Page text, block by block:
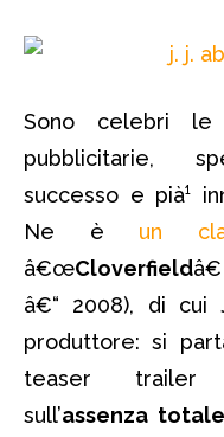
Sono celebri le
pubblicitarie,
successo e pià¹
Ne è un
â€œCloverfield
â€“ 2008), di cui
produttore: si
teaser trailer
sull’assenza